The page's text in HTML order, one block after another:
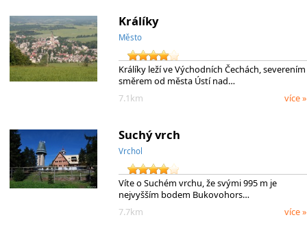
Králíky
Město
Králíky leží ve Východních Čechách, severením
směrem od města Ústí nad…
7.1km
více »
Suchý vrch
Vrchol
Víte o Suchém vrchu, že svými 995 m je
nejvyšším bodem Bukovohors…
7.7km
více »